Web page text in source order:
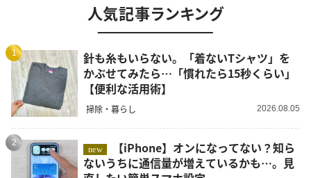
人気記事ランキング
1
針も糸もいらない。「着ないTシャツ」を
かぶせてみたら…「慣れたら15秒くらい」
【便利な活用術】
掃除・暮らし 2026.08.05
2
new
ないうちに通信量が増えているかも…。見